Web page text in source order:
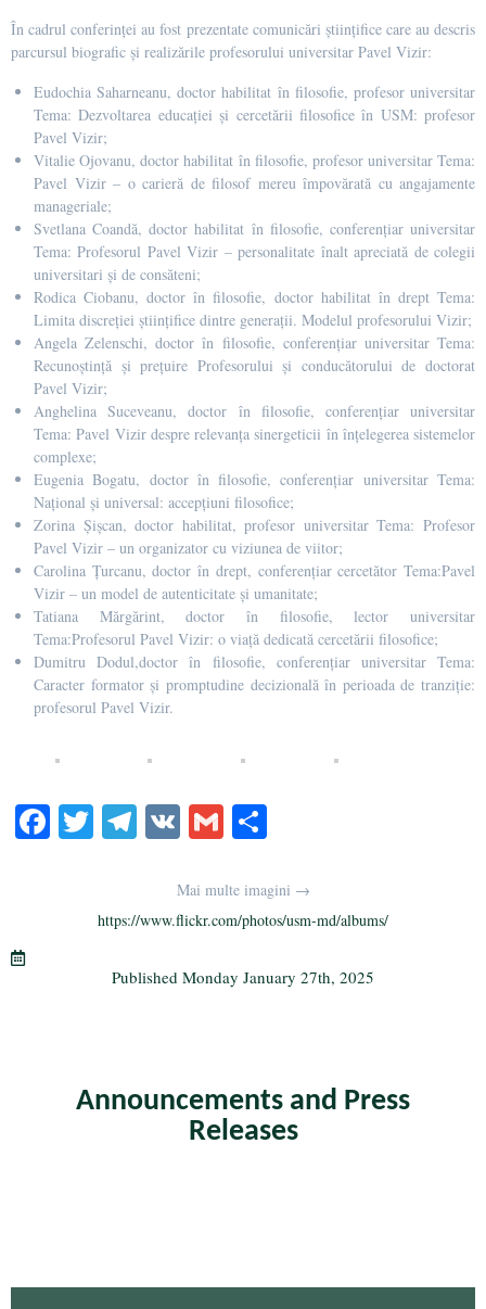
În cadrul conferinței au fost prezentate comunicări științifice care au descris
parcursul biografic și realizările profesorului universitar Pavel Vizir:
Eudochia Saharneanu, doctor habilitat în filosofie, profesor universitar
Tema: Dezvoltarea educației și cercetării filosofice în USM: profesor
Pavel Vizir;
Vitalie Ojovanu, doctor habilitat în filosofie, profesor universitar Tema:
Pavel Vizir – o carieră de filosof mereu împovărată cu angajamente
manageriale;
Svetlana Coandă, doctor habilitat în filosofie, conferențiar universitar
Tema: Profesorul Pavel Vizir – personalitate înalt apreciată de colegii
universitari și de consăteni;
Rodica Ciobanu, doctor în filosofie, doctor habilitat în drept Tema:
Limita discreției științifice dintre generații. Modelul profesorului Vizir;
Angela Zelenschi, doctor în filosofie, conferențiar universitar Tema:
Recunoștință și prețuire Profesorului și conducătorului de doctorat
Pavel Vizir;
Anghelina Suceveanu, doctor în filosofie, conferențiar universitar
Tema: Pavel Vizir despre relevanța sinergeticii în înțelegerea sistemelor
complexe;
Eugenia Bogatu, doctor în filosofie, conferențiar universitar Tema:
Național și universal: accepțiuni filosofice;
Zorina Șișcan, doctor habilitat, profesor universitar Tema: Profesor
Pavel Vizir – un organizator cu viziunea de viitor;
Carolina Țurcanu, doctor în drept, conferențiar cercetător Tema:Pavel
Vizir – un model de autenticitate și umanitate;
Tatiana Mărgărint, doctor în filosofie, lector universitar
Tema:Profesorul Pavel Vizir: o viață dedicată cercetării filosofice;
Dumitru Dodul,doctor în filosofie, conferențiar universitar Tema:
Caracter formator și promptudine decizională în perioada de tranziție:
profesorul Pavel Vizir.
Fa T
r
Te
a
m
V G
ailre
Mai multe imagini →
https://www.flickr.com/photos/usm-md/albums/
Published Monday January 27th, 2025
Announcements and Press
Releases